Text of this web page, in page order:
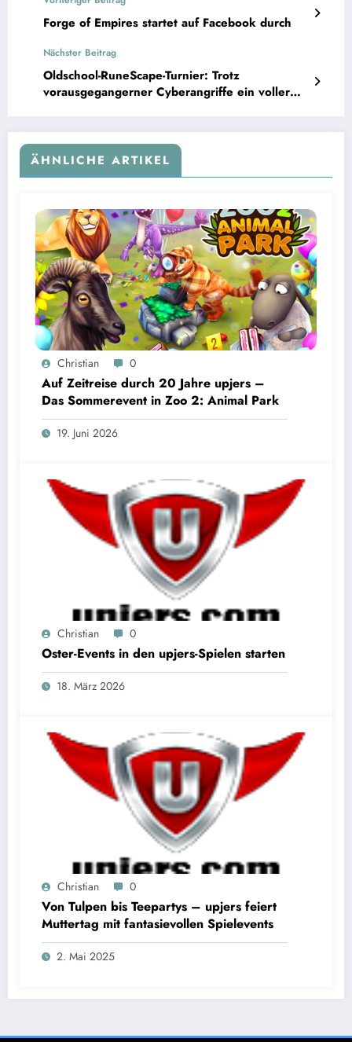
Forge of Empires startet auf Facebook durch
Nächster Beitrag
Oldschool-RuneScape-Turnier: Trotz
vorausgegangerner Cyberangriffe ein voller
ÄHNLICHE ARTIKEL
Christian 0
Auf Zeitreise durch 20 Jahre upjers –
Das Sommerevent in Zoo 2: Animal Park
19. Juni 2026
Christian 0
Oster-Events in den upjers-Spielen starten
18. März 2026
Christian 0
Von Tulpen bis Teepartys – upjers feiert
Muttertag mit fantasievollen Spielevents
2. Mai 2025